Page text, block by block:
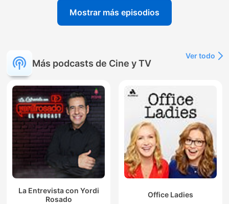
Mostrar más episodios
Más podcasts de Cine y TV
Ver todo
La Entrevista con Yordi
Rosado
Office Ladies